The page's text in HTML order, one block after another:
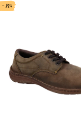
- 19%